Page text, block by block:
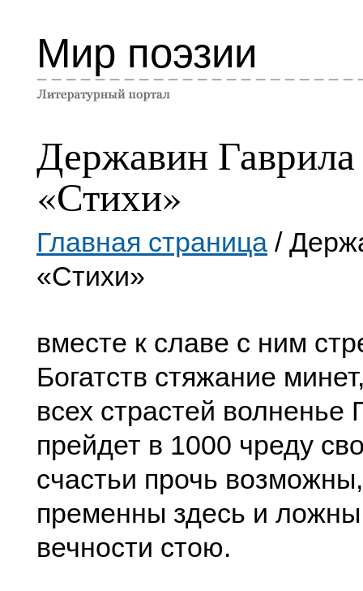
Мир поэзии
Державин Гаврила
«Стихи»
Главная страница /
«Стихи»
вместе к славе с ним
Богатств стяжание
всех страстей волненье
прейдет в 1000 чреду
счастьи прочь
пременны здесь и
вечности стою.